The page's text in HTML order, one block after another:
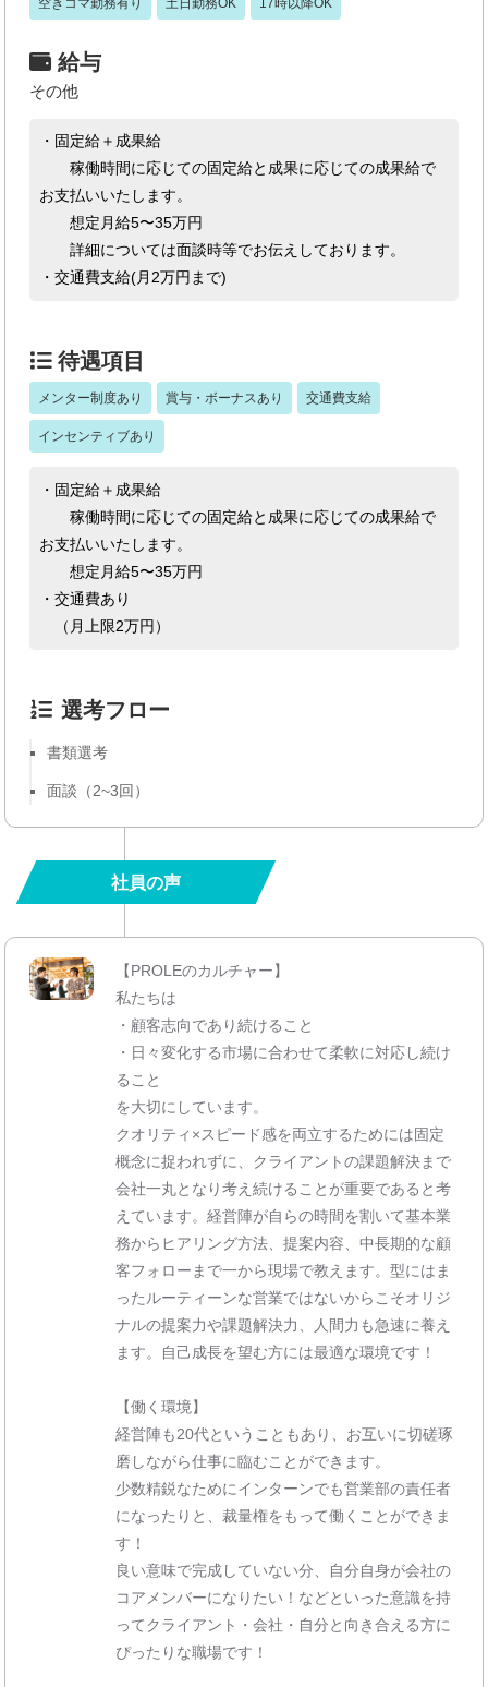
空きコマ勤務有り 土日勤務OK 17時以降OK
給与
その他
・固定給＋成果給
稼働時間に応じての固定給と成果に応じての成果給で
お支払いいたします。
想定月給5〜35万円
詳細については面談時等でお伝えしております。
・交通費支給(月2万円まで)
待遇項目
メンター制度あり 賞与・ボーナスあり 交通費支給
インセンティブあり
・固定給＋成果給
稼働時間に応じての固定給と成果に応じての成果給で
お支払いいたします。
想定月給5〜35万円
・交通費あり
（月上限2万円）
選考フロー
書類選考
面談（2~3回）
社員の声
【PROLEのカルチャー】
私たちは
・顧客志向であり続けること
・日々変化する市場に合わせて柔軟に対応し続け
ること
を大切にしています。
クオリティ×スピード感を両立するためには固定
概念に捉われずに、クライアントの課題解決まで
会社一丸となり考え続けることが重要であると考
えています。経営陣が自らの時間を割いて基本業
務からヒアリング方法、提案内容、中長期的な顧
客フォローまで一から現場で教えます。型にはま
ったルーティーンな営業ではないからこそオリジ
ナルの提案力や課題解決力、人間力も急速に養え
ます。自己成長を望む方には最適な環境です！
【働く環境】
経営陣も20代ということもあり、お互いに切磋琢
磨しながら仕事に臨むことができます。
少数精鋭なためにインターンでも営業部の責任者
になったりと、裁量権をもって働くことができま
す！
良い意味で完成していない分、自分自身が会社の
コアメンバーになりたい！などといった意識を持
ってクライアント・会社・自分と向き合える方に
ぴったりな職場です！